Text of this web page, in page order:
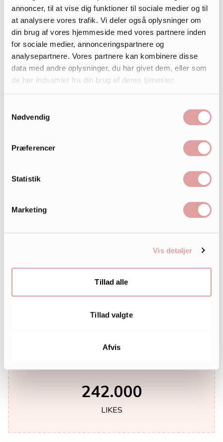
annoncer, til at vise dig funktioner til sociale medier og til
at analysere vores trafik. Vi deler også oplysninger om
din brug af vores hjemmeside med vores partnere inden
for sociale medier, annonceringspartnere og
analysepartnere. Vores partnere kan kombinere disse
data med andre oplysninger, du har givet dem, eller som
de har indsamlet fra din brug af deres tjenester.
Nødvendig
Præferencer
Statistik
Marketing
Vis detaljer
Tillad alle
Tillad valgte
Afvis
242.000
LIKES